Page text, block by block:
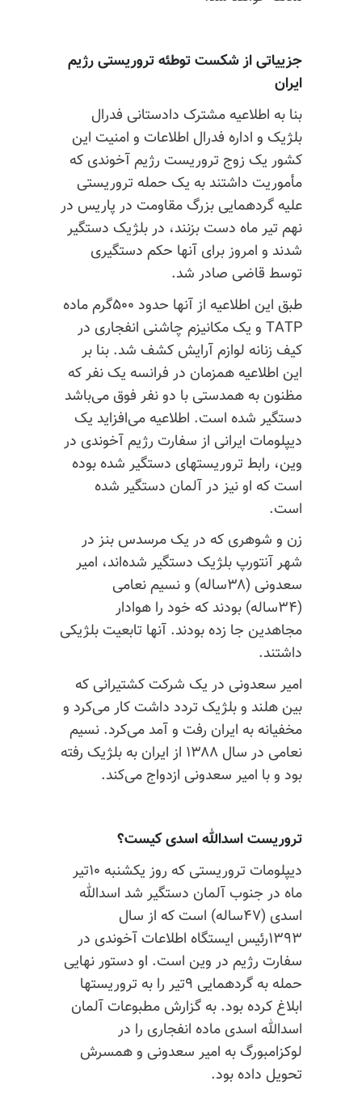
جزییاتی از شکست توطئه تروریستی رژیم
ایران
بنا‌ به اطلاعیه مشترک دادستانی فدرال
بلژیک و اداره فدرال اطلاعات و امنیت این
کشور یک زوج تروریست رژیم آخوندی که
مأموریت داشتند به یک حمله تروریستی
علیه گردهمایی بزرگ مقاومت در پاریس در
نهم تیر ماه دست بزنند، در بلژیک دستگیر
شدند و امروز برای آنها حکم دستگیری
توسط قاضی صادر شد.
طبق این اطلاعیه از آنها حدود ۵۰۰گرم ماده
TATP و یک مکانیزم چاشنی انفجاری در
کیف زنانه لوازم آرایش کشف شد. بنا بر
این اطلاعیه همزمان در فرانسه یک نفر که
مظنون به همدستی با دو نفر فوق می‌باشد
دستگیر شده است. اطلاعیه می‌افزاید یک
دیپلومات ایرانی از سفارت رژیم آخوندی در
وین، رابط تروریستهای دستگیر شده بوده
است که او نیز در آلمان دستگیر شده
است.
زن و شوهری که در یک مرسدس بنز در
شهر آنتورپ بلژیک دستگیر شده‌اند، امیر
سعدونی (۳۸ساله) و نسیم نعامی
(۳۴ساله) بودند که خود را هوادار
مجاهدین جا زده بودند. آنها تابعیت بلژیکی
داشتند.
امیر سعدونی در یک شرکت کشتیرانی که
بین هلند و بلژیک تردد داشت کار می‌کرد و
مخفیانه به ایران رفت و آمد می‌کرد. نسیم
نعامی در سال ۱۳۸۸ از ایران به بلژیک رفته
بود و با امیر سعدونی ازدواج می‌کند.
تروریست اسدالله اسدی کیست؟
دیپلومات تروریستی که روز یکشنبه ۱۰تیر
ماه در جنوب آلمان دستگیر شد اسدالله
اسدی (۴۷ساله) است که از سال
۱۳۹۳رئیس ایستگاه اطلاعات آخوندی در
سفارت رژیم در وین است. او دستور نهایی
حمله به گردهمایی ۹تیر را به تروریستها
ابلاغ کرده بود. به گزارش مطبوعات آلمان
اسدالله اسدی ماده انفجاری را در
لوکزامبورگ به امیر سعدونی و همسرش
تحویل داده بود.